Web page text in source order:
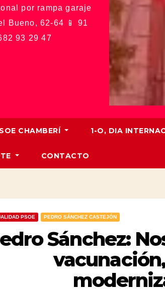
por rampa garaje
Bueno, 62-64 📱 91
93 29 47
CHAMBERÍ 1-O, DIA
CONTACTO
PSOE PEDRO SÁNCHEZ CASTEJÓN
Sánchez: